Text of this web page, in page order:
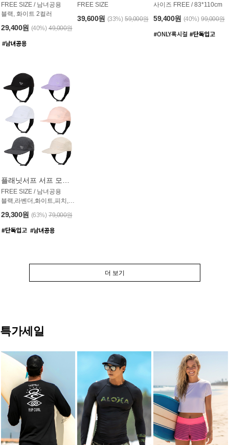
FREE SIZE / 남녀공용
블랙, 화이트 2컬러
29,400원 (40%) 49,000원
FREE SIZE
39,600원 (33%) 59,000원
사이즈 FREE / 83*110cm
59,400원 (40%) 99,000원
플래닛서프 서프 모자 UAC007PS
FREE SIZE / 남녀공용
블랙,라벤더,화이트,피치,그레이,오트밀 6컬러
29,300원 (63%) 79,000원
더 보기
특가세일